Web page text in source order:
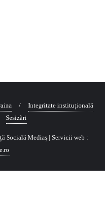
Integritate instituțională
Sesizări
Socială Mediaș | Servicii web :